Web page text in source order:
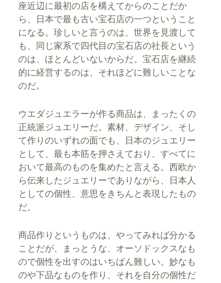
座近辺に最初の店を構えてからのことだか
ら、日本で最も古い宝石店の一つということ
になる。珍しいと言うのは、世界を見渡して
も、同じ家系で四代目の宝石店の社長という
のは、ほとんどいないからだ。宝石店を継続
的に経営するのは、それほどに難しいことな
のだ。
ウエダジュエラーが作る商品は、まったくの
正統派ジュエリーだ。素材、デザイン、そし
て作りのいずれの面でも、日本のジュエリー
として、最も本筋を押さえており、すべてに
おいて最高のものを集めたと言える。西欧か
ら伝来したジュエリーでありながら、日本人
としての個性、意思をきちんと表現したもの
だ。
商品作りというものは、やってみれば分かる
ことだが、まっとうな、オーソドックスなも
ので個性を出すのはいちばん難しい。妙なも
のや下品なものを作り、それを自分の個性だ